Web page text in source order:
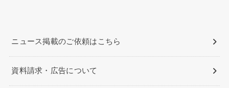
ニュース掲載のご依頼はこちら
資料請求・広告について